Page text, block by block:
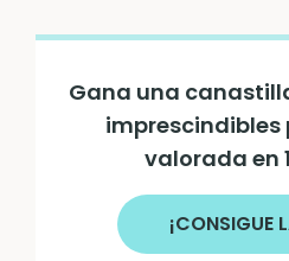
Gana una
imprescindibles
valorada en
¡CONSIGUE